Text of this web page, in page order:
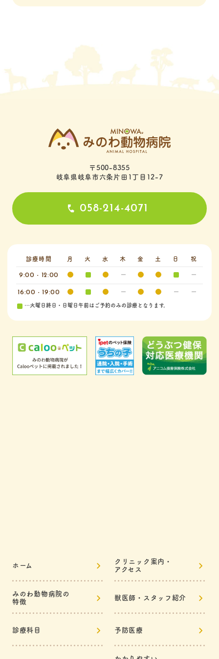
〒500-8355
岐阜県岐阜市六条片田1丁目12-7
058-214-4071
診療時間 月 火 水 木 金 土 日 祝
9:00 - 12:00
16:00 - 19:00
…火曜日終日・日曜日午前はご予約のみの診療となります。
ホーム
クリニック案内・
アクセス
みのわ動物病院の
特徴
獣医師・スタッフ紹介
診療科目 予防医療